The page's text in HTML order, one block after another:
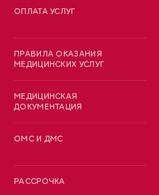
ОПЛАТА УСЛУГ
ПРАВИЛА ОКАЗАНИЯ
МЕДИЦИНСКИХ УСЛУГ
МЕДИЦИНСКАЯ
ДОКУМЕНТАЦИЯ
ОМС И ДМС
РАССРОЧКА